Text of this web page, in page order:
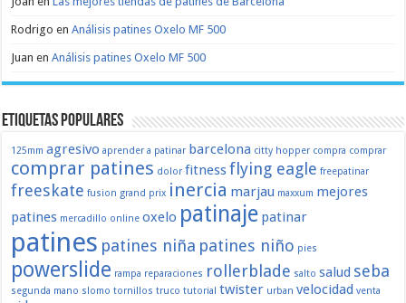
Rodrigo enAnálisis patines Oxelo MF 500
Juan enAnálisis patines Oxelo MF 500
Etiquetas populares
125mm agresivo aprender a patinar barcelona citty hopper compra comprar
comprar patines dolor fitnessflying eagle freepatinar
freeskate fusion grand prix inercia marjau maxxum mejores
patines mercadillo online oxelo patinaje patinar
patines patines niña patines niño pies
powerslide rampa reparaciones rollerblade salto salud seba
segunda mano slomo tornillos truco tutorial twister urban velocidad venta